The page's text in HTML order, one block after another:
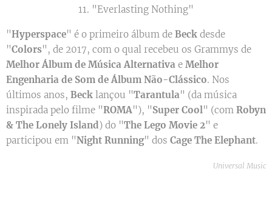
11. "Everlasting Nothing"
"Hyperspace" é o primeiro álbum de Beck desde
"Colors", de 2017, com o qual recebeu os Grammys de
Melhor Álbum de Música Alternativa e Melhor
Engenharia de Som de Álbum Não-Clássico. Nos
últimos anos, Beck lançou "Tarantula" (da música
inspirada pelo filme "ROMA"), "Super Cool " (com Robyn
& The Lonely Island ) do "The Lego Movie 2" e
participou em "Night Running" dos Cage The Elephant.
Universal Music